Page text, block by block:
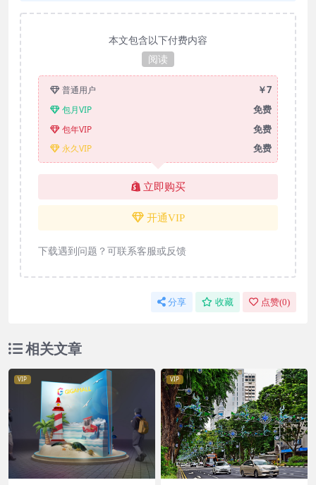
本文包含以下付费内容
阅读
普通用户 ￥7
包月VIP 免费
包年VIP 免费
永久VIP 免费
立即购买
开通VIP
下载遇到问题？可联系客服或反馈
分享 收藏 点赞(0)
相关文章
VIP VIP